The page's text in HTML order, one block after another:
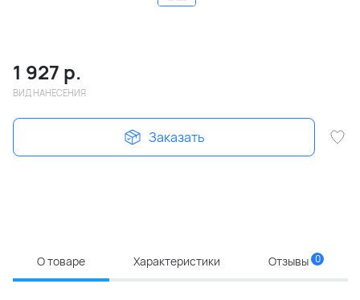
1 927 р.
ВИД НАНЕСЕНИЯ
Заказать
О товаре Характеристики Отзывы 0